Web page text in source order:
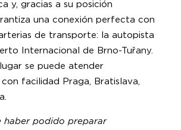
y, gracias a su posición
una conexión perfecta con
de transporte: la autopista
Internacional de Brno-Tuřany.
se puede atender
facilidad Praga, Bratislava,
haber podido preparar